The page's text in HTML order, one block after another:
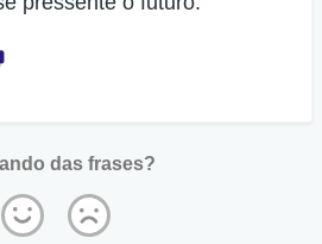
das frases?